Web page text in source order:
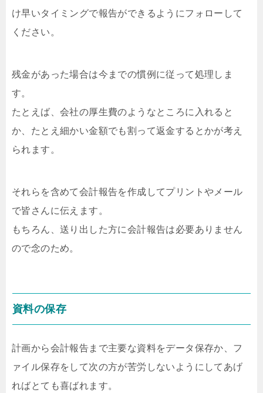
け早いタイミングで報告ができるようにフォローして
ください。
残金があった場合は今までの慣例に従って処理しま
す。
たとえば、会社の厚生費のようなところに入れると
か、たとえ細かい金額でも割って返金するとかが考え
られます。
それらを含めて会計報告を作成してプリントやメール
で皆さんに伝えます。
もちろん、送り出した方に会計報告は必要ありません
ので念のため。
資料の保存
計画から会計報告まで主要な資料をデータ保存か、フ
ァイル保存をして次の方が苦労しないようにしてあげ
ればとても喜ばれます。